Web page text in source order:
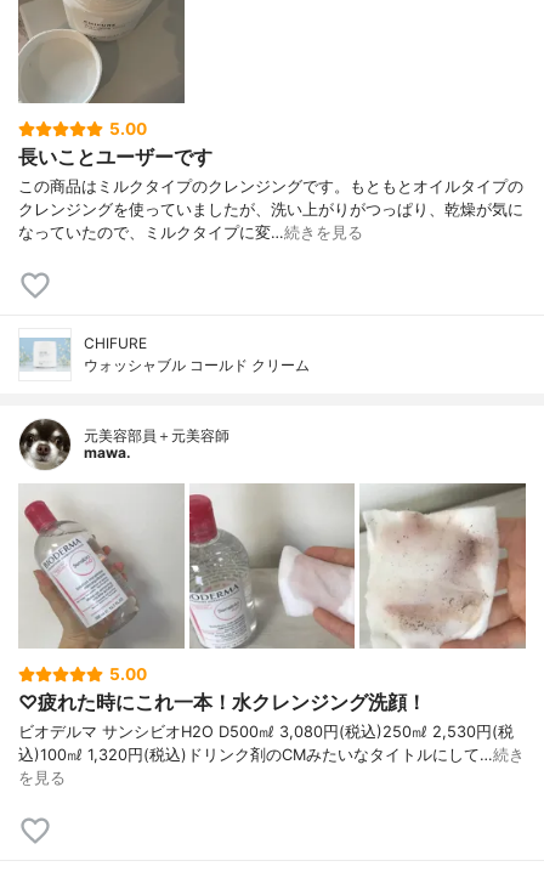
5.00
長いことユーザーです
この商品はミルクタイプのクレンジングです。もともとオイルタイプの
クレンジングを使っていましたが、洗い上がりがつっぱり、乾燥が気に
なっていたので、ミルクタイプに変…続きを見る
CHIFURE
ウォッシャブル コールド クリーム
元美容部員＋元美容師
mawa.
5.00
♡疲れた時にこれ一本！水クレンジング洗顔！
ビオデルマ サンシビオH2O D500㎖ 3,080円(税込)250㎖ 2,530円(税
込)100㎖ 1,320円(税込)ドリンク剤のCMみたいなタイトルにして…続き
を見る